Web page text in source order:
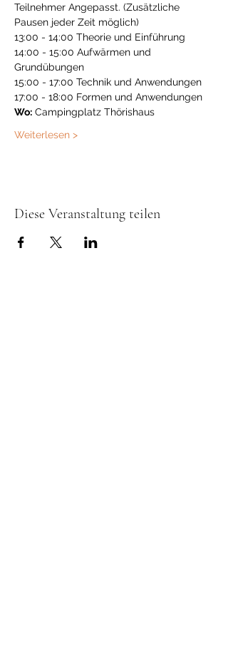
Teilnehmer Angepasst. (Zusätzliche
Pausen jeder Zeit möglich)
13:00 - 14:00 Theorie und Einführung
14:00 - 15:00 Aufwärmen und
Grundübungen
15:00 - 17:00 Technik und Anwendungen
17:00 - 18:00 Formen und Anwendungen
Wo: Campingplatz Thörishaus
Weiterlesen >
Diese Veranstaltung teilen